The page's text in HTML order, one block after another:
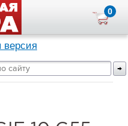
0
версия